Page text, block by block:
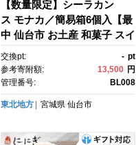
【数量限定】シーラカン
ス モナカ／簡易箱6個入【最
中 仙台市 お土産 和菓子 スイ
ーツ 高級菓子 デザート プレ
ミアム 和スイーツ ギフト 贈
り物】
交換pt: - pt
参考寄附額:
13,500 円
管理番号:
BL008
東北地方 宮城県 仙台市